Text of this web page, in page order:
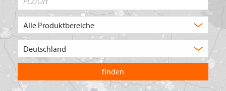
in
welchem
Land